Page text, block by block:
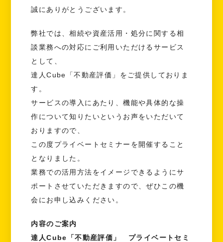
誠にありがとうございます。
弊社では、相続や資産活用・処分に関する相
談業務への対応にご利用いただけるサービス
として、
達人Cube「不動産評価」をご提供しておりま
す。
サービスの導入にあたり、機能や具体的な操
作について知りたいというお声をいただいて
おりますので、
この度プライベートセミナーを開催すること
となりました。
業務での活用方法をイメージできるようにサ
ポートさせていただきますので、ぜひこの機
会にお申し込みください。
内容のご案内
達人Cube「不動産評価」 プライベートセミ